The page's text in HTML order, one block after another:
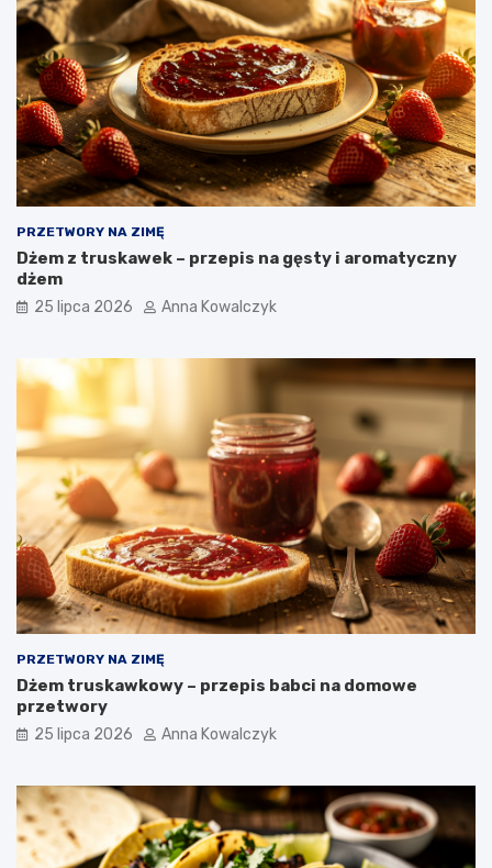
PRZETWORY NA ZIMĘ
Dżem z truskawek – przepis na gęsty i aromatyczny
dżem
25 lipca 2026 Anna Kowalczyk
PRZETWORY NA ZIMĘ
Dżem truskawkowy – przepis babci na domowe
przetwory
25 lipca 2026 Anna Kowalczyk